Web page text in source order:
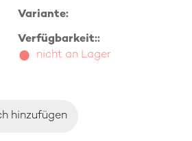
Variante:
Verfügbarkeit::
nicht an Lager
hinzufügen